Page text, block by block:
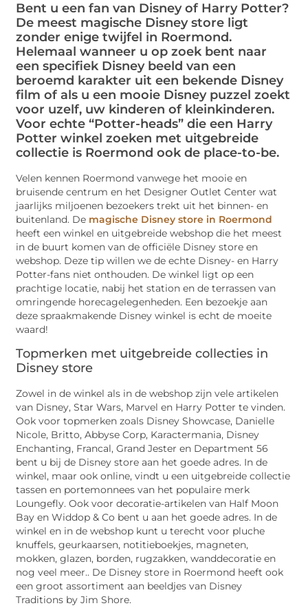
Bent u een fan van Disney of Harry Potter?
De meest magische Disney store ligt
zonder enige twijfel in Roermond.
Helemaal wanneer u op zoek bent naar
een specifiek Disney beeld van een
beroemd karakter uit een bekende Disney
film of als u een mooie Disney puzzel zoekt
voor uzelf, uw kinderen of kleinkinderen.
Voor echte “Potter-heads” die een Harry
Potter winkel zoeken met uitgebreide
collectie is Roermond ook de place-to-be.
Velen kennen Roermond vanwege het mooie en
bruisende centrum en het Designer Outlet Center wat
jaarlijks miljoenen bezoekers trekt uit het binnen- en
buitenland. De magische Disney store in Roermond
heeft een winkel en uitgebreide webshop die het meest
in de buurt komen van de officiële Disney store en
webshop. Deze tip willen we de echte Disney- en Harry
Potter-fans niet onthouden. De winkel ligt op een
prachtige locatie, nabij het station en de terrassen van
omringende horecagelegenheden. Een bezoekje aan
deze spraakmakende Disney winkel is echt de moeite
waard!
Topmerken met uitgebreide collecties in
Disney store
Zowel in de winkel als in de webshop zijn vele artikelen
van Disney, Star Wars, Marvel en Harry Potter te vinden.
Ook voor topmerken zoals Disney Showcase, Danielle
Nicole, Britto, Abbyse Corp, Karactermania, Disney
Enchanting, Francal, Grand Jester en Department 56
bent u bij de Disney store aan het goede adres. In de
winkel, maar ook online, vindt u een uitgebreide collectie
tassen en portemonnees van het populaire merk
Loungefly. Ook voor decoratie-artikelen van Half Moon
Bay en Widdop & Co bent u aan het goede adres. In de
winkel en in de webshop kunt u terecht voor pluche
knuffels, geurkaarsen, notitieboekjes, magneten,
mokken, glazen, borden, rugzakken, wanddecoratie en
nog veel meer.. De Disney store in Roermond heeft ook
een groot assortiment aan beeldjes van Disney
Traditions by Jim Shore.